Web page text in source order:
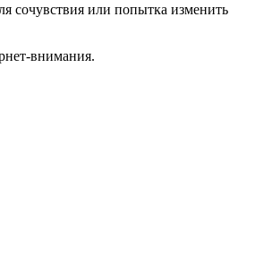
сочувствия или попытка изменить
внимания.